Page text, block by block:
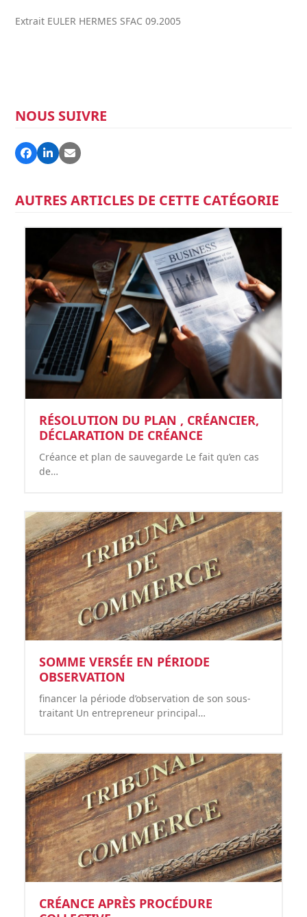
Extrait EULER HERMES SFAC 09.2005
NOUS SUIVRE
AUTRES ARTICLES DE CETTE CATÉGORIE
RÉSOLUTION DU PLAN , CRÉANCIER,
DÉCLARATION DE CRÉANCE
Créance et plan de sauvegarde Le fait qu’en cas
de…
SOMME VERSÉE EN PÉRIODE
OBSERVATION
financer la période d’observation de son sous-
traitant Un entrepreneur principal…
CRÉANCE APRÈS PROCÉDURE